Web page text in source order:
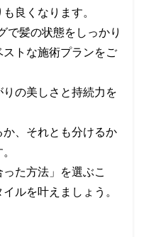
良くなります。
で髪の状態をしっかり
トな施術プランをご
の美しさと持続力を
、それとも分けるか
た方法」を選ぶこ
ルを叶えましょう。